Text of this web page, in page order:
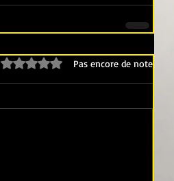
Noté 0 étoile sur 5. Pas encore de note